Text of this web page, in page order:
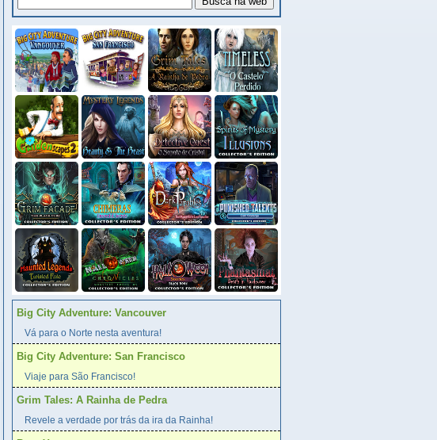
Big City Adventure: Vancouver
Vá para o Norte nesta aventura!
Big City Adventure: San Francisco
Viaje para São Francisco!
Grim Tales: A Rainha de Pedra
Revele a verdade por trás da ira da Rainha!